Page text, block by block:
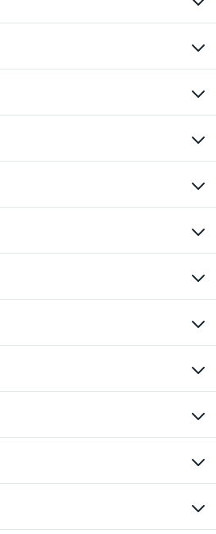
）
」
アポリシー
品取引専用の相談・お問い合わせ窓口）